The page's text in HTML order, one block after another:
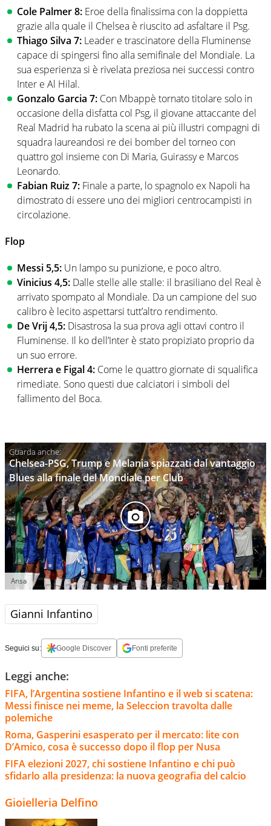
Cole Palmer 8: Eroe della finalissima con la doppietta
grazie alla quale il Chelsea è riuscito ad asfaltare il Psg.
Thiago Silva 7: Leader e trascinatore della Fluminense
capace di spingersi fino alla semifinale del Mondiale. La
sua esperienza si è rivelata preziosa nei successi contro
Inter e Al Hilal.
Gonzalo Garcia 7: Con Mbappè tornato titolare solo in
occasione della disfatta col Psg, il giovane attaccante del
Real Madrid ha rubato la scena ai più illustri compagni di
squadra laureandosi re dei bomber del torneo con
quattro gol insieme con Di Maria, Guirassy e Marcos
Leonardo.
Fabian Ruiz 7: Finale a parte, lo spagnolo ex Napoli ha
dimostrato di essere uno dei migliori centrocampisti in
circolazione.
Flop
Messi 5,5: Un lampo su punizione, e poco altro.
Vinicius 4,5: Dalle stelle alle stalle: il brasiliano del Real è
arrivato spompato al Mondiale. Da un campione del suo
calibro è lecito aspettarsi tutt’altro rendimento.
De Vrij 4,5: Disastrosa la sua prova agli ottavi contro il
Fluminense. Il ko dell’Inter è stato propiziato proprio da
un suo errore.
Herrera e Figal 4: Come le quattro giornate di squalifica
rimediate. Sono questi due calciatori i simboli del
fallimento del Boca.
Chelsea-PSG, Trump e Melania spiazzati dal vantaggio
Blues alla finale del Mondiale per Club
Ansa
Gianni Infantino
Seguici su: Google Discover Fonti preferite
Leggi anche:
FIFA, l’Argentina sostiene Infantino e il web si scatena:
Messi finisce nei meme, la Seleccion travolta dalle
polemiche
Roma, Gasperini esasperato per il mercato: lite con
D’Amico, cosa è successo dopo il flop per Nusa
FIFA elezioni 2027, chi sostiene Infantino e chi può
sfidarlo alla presidenza: la nuova geografia del calcio
Gioielleria Delfino